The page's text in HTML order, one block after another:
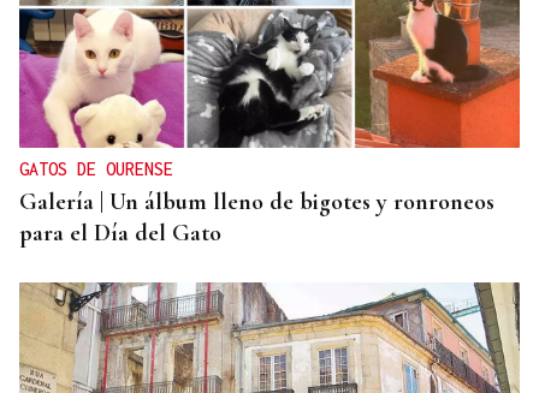
GATOS DE OURENSE
Galería | Un álbum lleno de bigotes y ronroneos
para el Día del Gato